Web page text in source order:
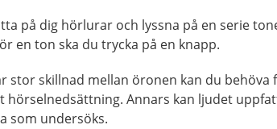
på dig hörlurar och lyssna på en serie
en ton ska du trycka på en knapp.
stor skillnad mellan öronen kan du behöva
hörselnedsättning. Annars kan ljudet
som undersöks.